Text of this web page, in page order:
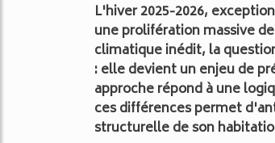
L'hiver 2025-2026,
une prolifération massive
climatique inédit, la
: elle devient un enjeu de
approche répond à une
ces différences permet
structurelle de son